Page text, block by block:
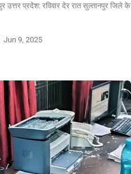
उत्तर प्रदेश: रविवार देर रात सुल्तानपुर जिले के
Jun 9, 2025